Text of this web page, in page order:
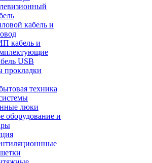
кабель и
кабель и
USB
прокладки
техника
люки
оборудование и